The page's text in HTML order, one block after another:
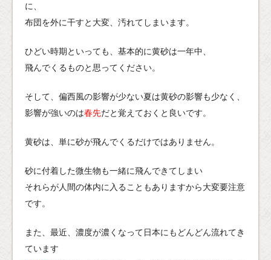
に、
布団を外に干すと大変、汚れてしまいます。
ひどい時期といっても、基本的に黄砂は一年中、
飛んでくるものと思ってください。
そして、偏西風の影響が少ない夏は黄砂の影響も少なく、
影響が強いのは春先だと覚えておくと良いです。
黄砂は、単に砂が飛んでくるだけではありません。
砂に付着した微生物も一緒に飛んできてしまい
それらが人間の体内に入ることもありますから大変要注意
です。
また、最近、濃度が濃くなって日本にもどんどん流れてき
ています